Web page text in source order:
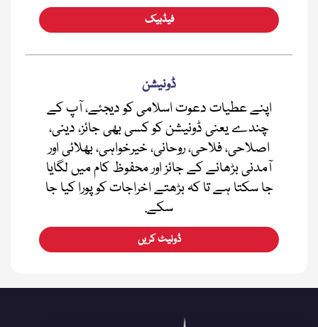
فیڈبیک
ڈونیشن
اپنے عطیات دعوت اسلامی کو دیجئے، آپ کے
چندے یعنی ڈونیشن کو کسی بھی جائز، دینی،
اصلاحی، فلاحی، روحانی، خیرخواہی، بھلائی اور
آمدنی بڑھانے کے جائز اور محفوظ کام میں لگایا
جا سکتا ہے تا کہ بڑھتے اخراجات کو پورا کیا جا
سکے.
ڈونیٹ کریں